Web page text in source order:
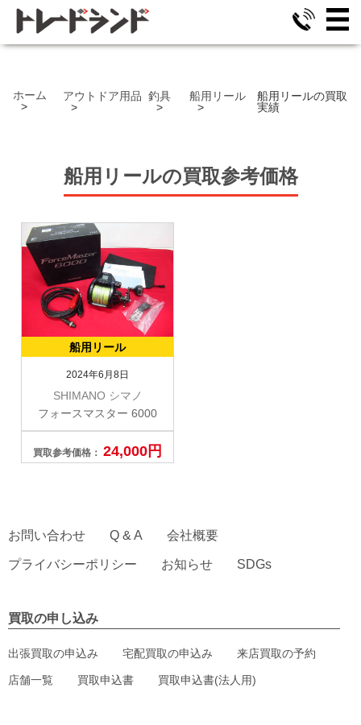
ホーム アウトドア用品 釣具 船用リール
船用リールの買取
実績
船用リールの買取参考価格
船用リール
2024年6月8日
SHIMANO シマノ
フォースマスター 6000
買取参考価格：24,000円
お問い合わせ Q & A 会社概要
プライバシーポリシー お知らせ SDGs
買取の申し込み
出張買取の申込み 宅配買取の申込み 来店買取の予約
店舗一覧 買取申込書 買取申込書(法人用)